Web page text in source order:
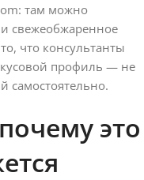
там можно
свежеобжаренное
что консультанты
профиль — не
самостоятельно.
это